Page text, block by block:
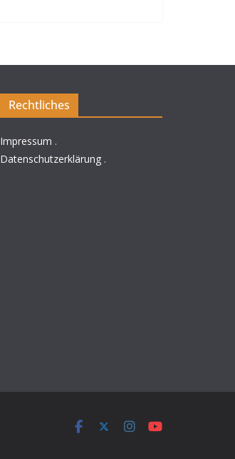
Rechtliches
Impressum .
Datenschutzerklärung .